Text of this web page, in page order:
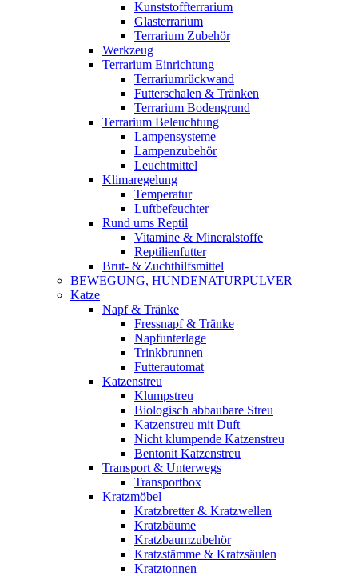
Kunststoffterrarium
Glasterrarium
Terrarium Zubehör
Werkzeug
Terrarium Einrichtung
Terrariumrückwand
Futterschalen & Tränken
Terrarium Bodengrund
Terrarium Beleuchtung
Lampensysteme
Lampenzubehör
Leuchtmittel
Klimaregelung
Temperatur
Luftbefeuchter
Rund ums Reptil
Vitamine & Mineralstoffe
Reptilienfutter
Brut- & Zuchthilfsmittel
BEWEGUNG, HUNDENATURPULVER
Katze
Napf & Tränke
Fressnapf & Tränke
Napfunterlage
Trinkbrunnen
Futterautomat
Katzenstreu
Klumpstreu
Biologisch abbaubare Streu
Katzenstreu mit Duft
Nicht klumpende Katzenstreu
Bentonit Katzenstreu
Transport & Unterwegs
Transportbox
Kratzmöbel
Kratzbretter & Kratzwellen
Kratzbäume
Kratzbaumzubehör
Kratzstämme & Kratzsäulen
Kratztonnen